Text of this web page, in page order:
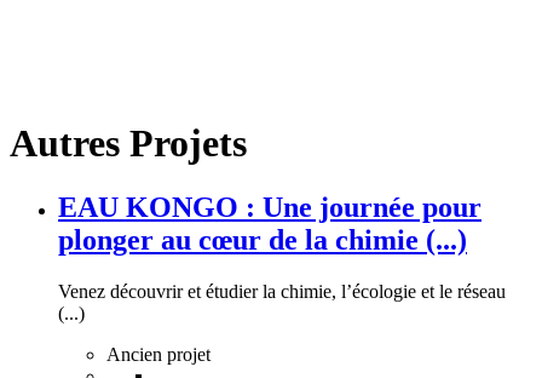
Autres Projets
EAU KONGO : Une journée pour
plonger au cœur de la chimie (...)
Venez découvrir et étudier la chimie, l’écologie et le réseau
(...)
Ancien projet